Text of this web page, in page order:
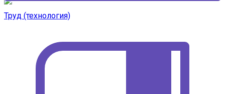
Труд (технология)